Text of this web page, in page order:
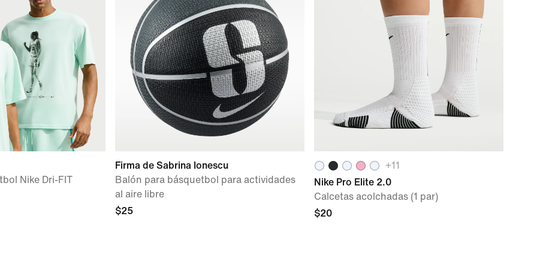
Nike Dri-FIT
Firma de Sabrina Ionescu
Balón para básquetbol para actividades
al aire libre
$25
+11
Nike Pro Elite 2.0
Calcetas acolchadas (1 par)
$20